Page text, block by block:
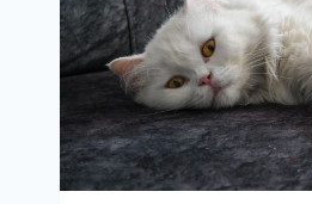
ESTIMÉ
CHEZ
LE
CHEVAL